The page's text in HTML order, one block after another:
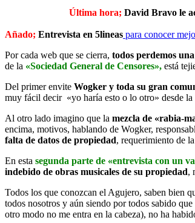
Última hora; David Bravo le
Añado; Entrevista en 5lineas para conocer
Por cada web que se cierra, todos perdemos
de la «Sociedad General de Censores», está
Del primer envite Wogker y toda su gran
muy fácil decir «yo haría esto o lo otro» desde
Al otro lado imagino que la mezcla de «rabia-
encima, motivos, hablando de Wogker,
falta de datos de propiedad, requerimiento de
En esta segunda parte de «entrevista con un
indebido de obras musicales de su propiedad,
Todos los que conozcan el Agujero, saben bien
todos nosotros y aún siendo por todos sabido
otro modo no me entra en la cabeza), no ha